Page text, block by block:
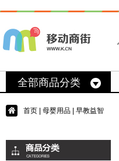
全部商品分类
首页 母婴用品 | 早教益智